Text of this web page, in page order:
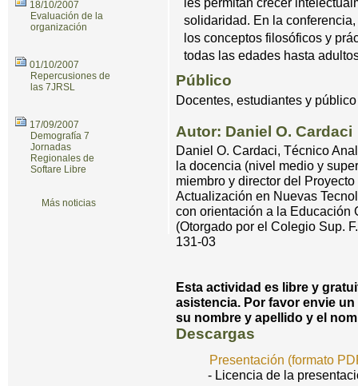
solidaridad. En la
los conceptos filosóficos y
todas las edades hasta
Público
Docentes, estudiantes y
Autor: Daniel O. Cardaci
Daniel O. Cardaci, Técnico
la docencia (nivel medio y
miembro y director del
Actualización en Nuevas
con orientación a la Educación
(Otorgado por el Colegio Sup.
131-03
Esta actividad es libre y
asistencia. Por favor envie
su nombre y apellido y el
Descargas
Presentación (formato
- Licencia de la
18/10/2007
Evaluación de la
organización
01/10/2007
Repercusiones de
las 7JRSL
17/09/2007
Demografía 7
Jornadas
Regionales de
Softare Libre
Más noticias